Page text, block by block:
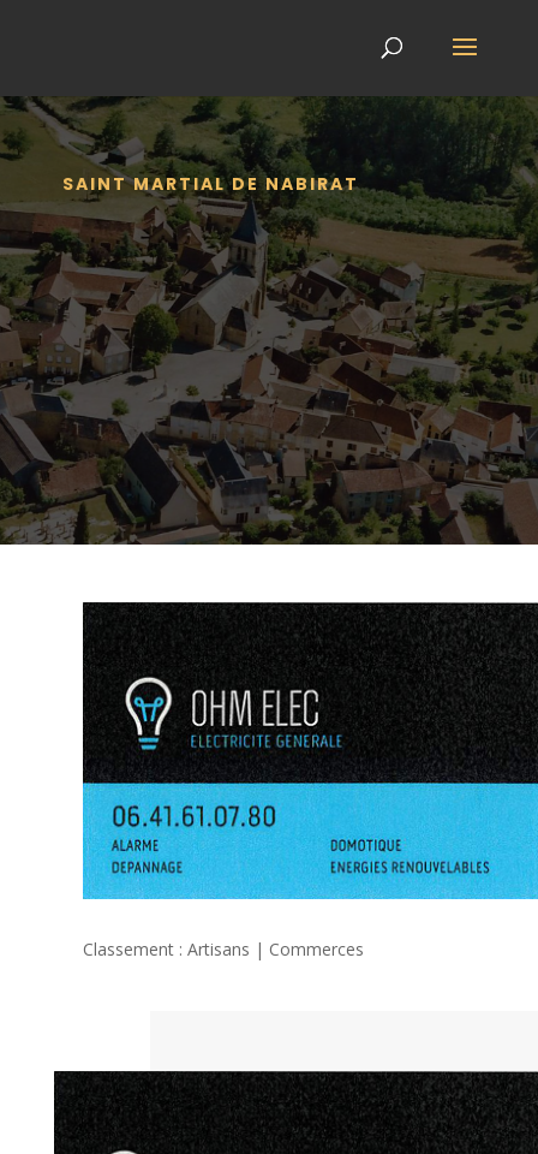
SAINT MARTIAL DE NABIRAT
Classement : Artisans | Commerces